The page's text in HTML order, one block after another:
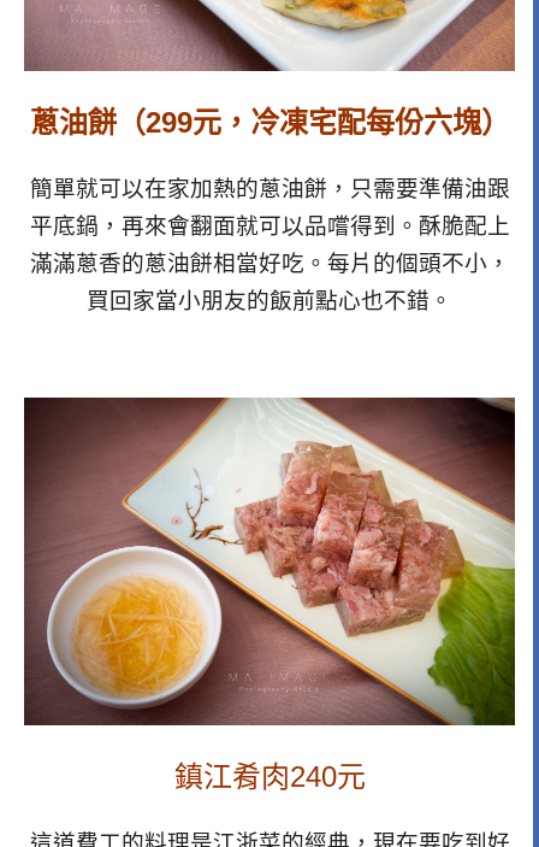
蔥油餅（299元，冷凍宅配每份六塊）
簡單就可以在家加熱的蔥油餅，只需要準備油跟
平底鍋，再來會翻面就可以品嚐得到。酥脆配上
滿滿蔥香的蔥油餅相當好吃。每片的個頭不小，
買回家當小朋友的飯前點心也不錯。
鎮江肴肉240元